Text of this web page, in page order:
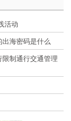
活动
海密码是什么
制通行交通管理